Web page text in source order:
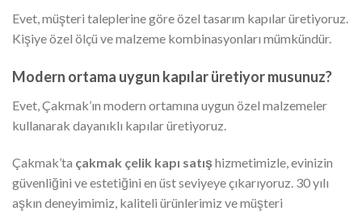
Evet, müşteri taleplerine göre özel tasarım kapılar üretiyoruz.
Kişiye özel ölçü ve malzeme kombinasyonları mümkündür.
Modern ortama uygun kapılar üretiyor musunuz?
Evet, Çakmak’ın modern ortamına uygun özel malzemeler
kullanarak dayanıklı kapılar üretiyoruz.
Çakmak’ta çakmak çelik kapı satışhizmetimizle, evinizin
güvenliğini ve estetiğini en üst seviyeye çıkarıyoruz. 30 yılı
aşkın deneyimimiz, kaliteli ürünlerimiz ve müşteri